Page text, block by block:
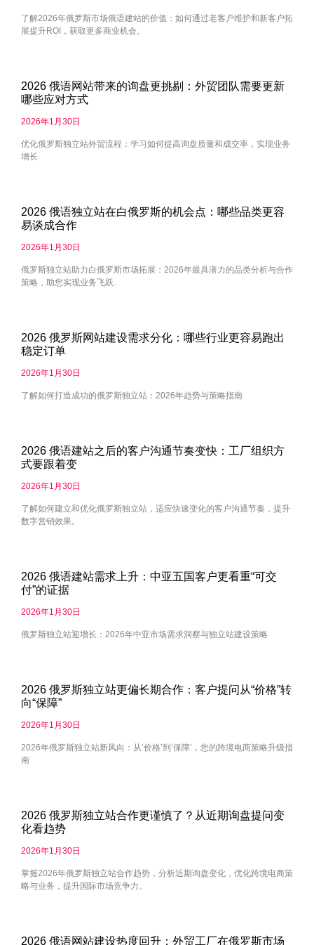
了解2026年俄罗斯市场俄语建站的价值：如何通过老客户维护和新客户拓
展提升ROI，获取更多商业机会。
2026 俄语网站带来的询盘更挑剔：外贸团队需要更新
哪些应对方式
2026年1月30日
优化俄罗斯独立站外贸流程：学习如何提高询盘质量和成交率，实现业务
增长
2026 俄语独立站在白俄罗斯的机会点：哪些品类更容
易谈成合作
2026年1月30日
俄罗斯独立站助力白俄罗斯市场拓展：2026年最具潜力的品类分析与合作
策略，助您实现业务飞跃.
2026 俄罗斯网站建设需求分化：哪些行业更容易跑出
稳定订单
2026年1月30日
了解如何打造成功的俄罗斯独立站：2026年趋势与策略指南
2026 俄语建站之后的客户沟通节奏变快：工厂组织方
式要跟着变
2026年1月30日
了解如何建立和优化俄罗斯独立站，适应快速变化的客户沟通节奏，提升
数字营销效果。
2026 俄语建站需求上升：中亚五国客户更看重“可交
付”的证据
2026年1月30日
俄罗斯独立站迎增长：2026年中亚市场需求洞察与独立站建设策略
2026 俄罗斯独立站更偏长期合作：客户提问从“价格”转
向“保障”
2026年1月30日
2026年俄罗斯独立站新风向：从‘价格’到‘保障’，您的跨境电商策略升级指
南
2026 俄罗斯独立站合作更谨慎了？从近期询盘提问变
化看趋势
2026年1月30日
掌握2026年俄罗斯独立站合作趋势，分析近期询盘变化，优化跨境电商策
略与业务，提升国际市场竞争力。
2026 俄语网站建设热度回升：外贸工厂在俄罗斯市场